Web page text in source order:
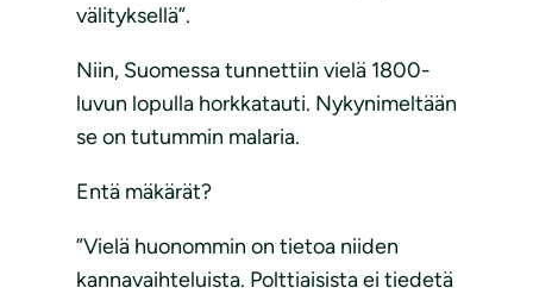
välityksellä”.
Niin, Suomessa tunnettiin vielä 1800-
luvun lopulla horkkatauti. Nykynimeltään
se on tutummin malaria.
Entä mäkärät?
”Vielä huonommin on tietoa niiden
kannavaihteluista. Polttiaisista ei tiedetä